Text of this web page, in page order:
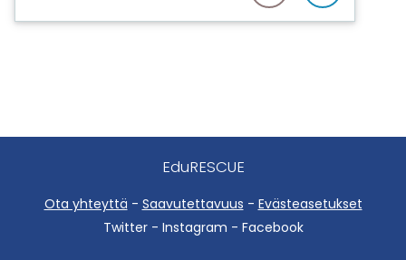
EduRESCUE
Ota yhteyttä - Saavutettavuus - Evästeasetukset
Twitter - Instagram - Facebook